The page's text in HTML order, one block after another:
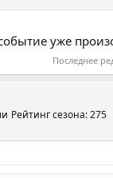
уже
Последнее
Рейтинг сезона: 275